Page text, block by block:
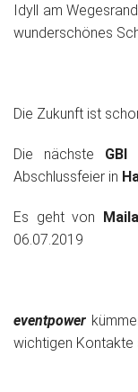
Idyll am
wunderschönes
Die Zukunft ist
Die nächste
Abschlussfeier in
Es geht von
06.07.2019
eventpower
wichtigen Kontakte